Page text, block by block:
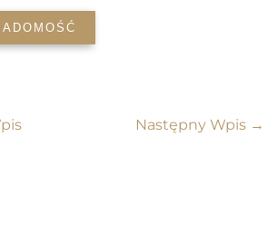
Następny Wpis →